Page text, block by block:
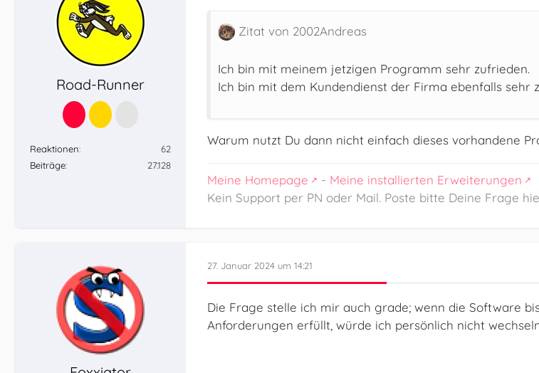
Road-Runner
Reaktionen
62
Beiträge
27.128
Zitat von 2002Andreas
Ich bin mit meinem jetzigen Programm sehr zufrieden.
Ich bin mit dem Kundendienst der Firma ebenfalls sehr
Warum nutzt Du dann nicht einfach dieses vorhandene
Meine Homepage - Meine installierten Erweiterungen
Kein Support per PN oder Mail. Poste bitte Deine Frage
27. Januar 2024 um 14:21
Die Frage stelle ich mir auch grade; wenn die Software
Anforderungen erfüllt, würde ich persönlich nicht